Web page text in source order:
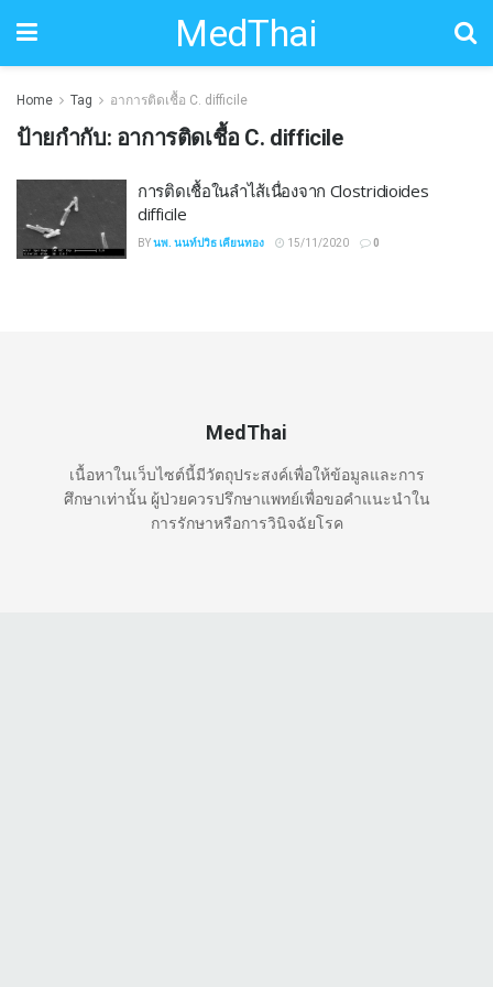
MedThai
Home Tag อาการติดเชื้อ C. difficile
ป้ายกำกับ: อาการติดเชื้อ C. difficile
การติดเชื้อในลำไส้เนื่องจาก Clostridioides
difficile
BYนพ. นนท์ปวิธ เคียนทอง 15/11/2020 0
MedThai
เนื้อหาในเว็บไซต์นี้มีวัตถุประสงค์เพื่อให้ข้อมูลและการ
ศึกษาเท่านั้น ผู้ป่วยควรปรึกษาแพทย์เพื่อขอคำแนะนำใน
การรักษาหรือการวินิจฉัยโรค